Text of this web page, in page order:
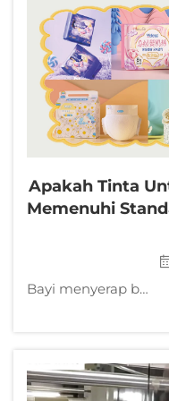
Apakah Tinta
Memenuhi
Bayi menyerap bahan kimia dari tinta 3 kali lebih banyak dibandingkan orang dewasa. Temukan standar CPSIA, EN71, dan OEKO-TEX yang menjamin keamanan produk bayi bebas racun. Dapatkan kepatuhan sekarang.